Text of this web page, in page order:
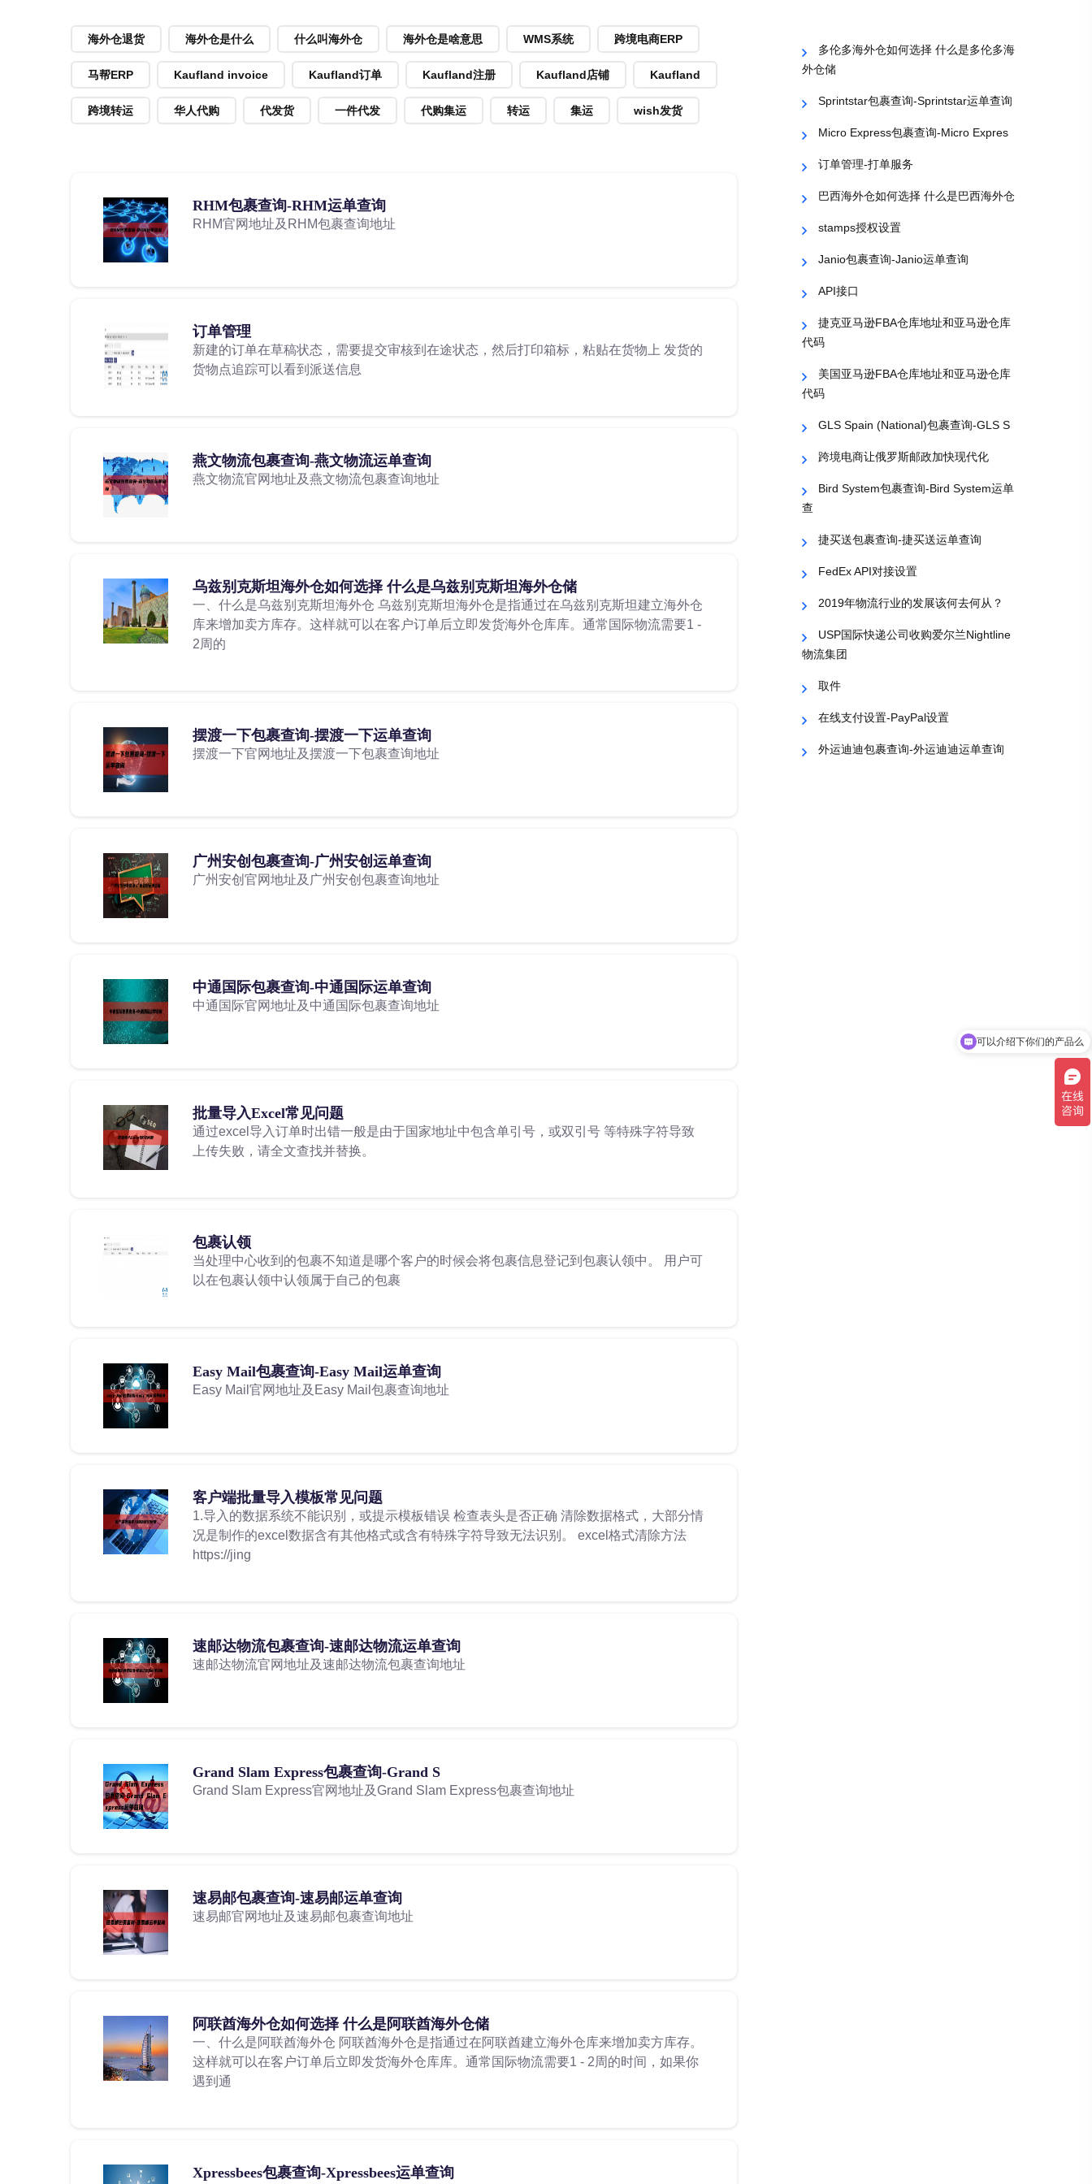
海外仓退货 海外仓是什么 什么叫海外仓 海外仓是啥意思 WMS系统 跨境电商ERP
马帮ERP Kaufland invoice Kaufland订单 Kaufland注册 Kaufland店铺 Kaufland
跨境转运 华人代购 代发货 一件代发 代购集运 转运 集运 wish发货
RHM包裹查询-RHM运单查询
RHM官网地址及RHM包裹查询地址
订单管理
新建的订单在草稿状态，需要提交审核到在途状态，然后打印箱标，粘贴在货物上 发货的
货物点追踪可以看到派送信息
燕文物流包裹查询-燕文物流运单查询
燕文物流官网地址及燕文物流包裹查询地址
乌兹别克斯坦海外仓如何选择 什么是乌兹别克斯坦海外仓储
一、什么是乌兹别克斯坦海外仓 乌兹别克斯坦海外仓是指通过在乌兹别克斯坦建立海外仓
库来增加卖方库存。这样就可以在客户订单后立即发货海外仓库库。通常国际物流需要1 -
2周的
摆渡一下包裹查询-摆渡一下运单查询
摆渡一下官网地址及摆渡一下包裹查询地址
广州安创包裹查询-广州安创运单查询
广州安创官网地址及广州安创包裹查询地址
中通国际包裹查询-中通国际运单查询
中通国际官网地址及中通国际包裹查询地址
批量导入Excel常见问题
通过excel导入订单时出错一般是由于国家地址中包含单引号，或双引号 等特殊字符导致
上传失败，请全文查找并替换。
包裹认领
当处理中心收到的包裹不知道是哪个客户的时候会将包裹信息登记到包裹认领中。 用户可
以在包裹认领中认领属于自己的包裹
Easy Mail包裹查询-Easy Mail运单查询
Easy Mail官网地址及Easy Mail包裹查询地址
客户端批量导入模板常见问题
1.导入的数据系统不能识别，或提示模板错误 检查表头是否正确 清除数据格式，大部分情
况是制作的excel数据含有其他格式或含有特殊字符导致无法识别。 excel格式清除方法
https://jing
速邮达物流包裹查询-速邮达物流运单查询
速邮达物流官网地址及速邮达物流包裹查询地址
Grand Slam Express包裹查询-Grand S
Grand Slam Express官网地址及Grand Slam Express包裹查询地址
速易邮包裹查询-速易邮运单查询
速易邮官网地址及速易邮包裹查询地址
阿联酋海外仓如何选择 什么是阿联酋海外仓储
一、什么是阿联酋海外仓 阿联酋海外仓是指通过在阿联酋建立海外仓库来增加卖方库存。
这样就可以在客户订单后立即发货海外仓库库。通常国际物流需要1 - 2周的时间，如果你
遇到通
Xpressbees包裹查询-Xpressbees运单查询
多伦多海外仓如何选择 什么是多伦多海
外仓储
Sprintstar包裹查询-Sprintstar运单查询
Micro Express包裹查询-Micro Expres
订单管理-打单服务
巴西海外仓如何选择 什么是巴西海外仓
stamps授权设置
Janio包裹查询-Janio运单查询
API接口
捷克亚马逊FBA仓库地址和亚马逊仓库
代码
美国亚马逊FBA仓库地址和亚马逊仓库
代码
GLS Spain (National)包裹查询-GLS S
跨境电商让俄罗斯邮政加快现代化
Bird System包裹查询-Bird System运单
查
捷买送包裹查询-捷买送运单查询
FedEx API对接设置
2019年物流行业的发展该何去何从？
USP国际快递公司收购爱尔兰Nightline
物流集团
取件
在线支付设置-PayPal设置
外运迪迪包裹查询-外运迪迪运单查询
你们是怎么收费的呢